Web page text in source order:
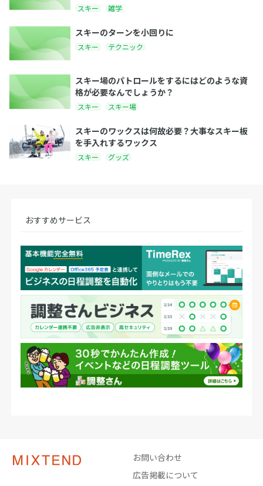
スキー 雑学
スキーのターンを小回りに
スキー テクニック
スキー場のパトロールをするにはどのような資
格が必要なんでしょうか？
スキー スキー場
スキーのワックスは何故必要？大事なスキー板
を手入れするワックス
スキー グッズ
おすすめサービス
お問い合わせ
広告掲載について